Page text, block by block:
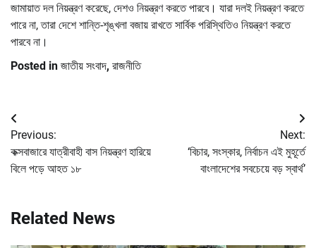
জামায়াত দল নিয়ন্ত্রণ করেছে, দেশও নিয়ন্ত্রণ করতে পারবে। যারা দলই নিয়ন্ত্রণ করতে
পারে না, তারা দেশে শান্তি-শৃঙ্খলা বজায় রাখতে সার্বিক পরিস্থিতিও নিয়ন্ত্রণ করতে
পারবে না।
Posted in জাতীয় সংবাদ, রাজনীতি
Post
navigation
Previous:
কক্সবাজারে যাত্রীবাহী বাস নিয়ন্ত্রণ হারিয়ে
বিলে পড়ে আহত ১৮
Next:
‘বিচার, সংস্কার, নির্বাচন এই মুহূর্তে
বাংলাদেশের সবচেয়ে বড় স্বার্থ’
Related News